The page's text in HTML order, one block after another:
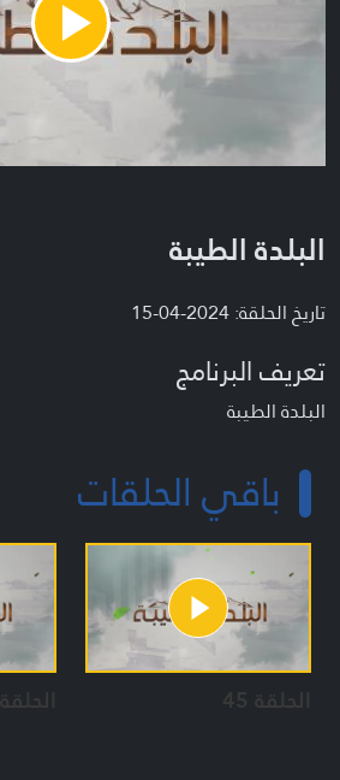
Play
Video
البلدة الطيبة
تاريخ الحلقة: 2024-04-15
تعريف البرنامج
البلدة الطيبة
باقي الحلقات
الحلقة 45 الحلقة 44